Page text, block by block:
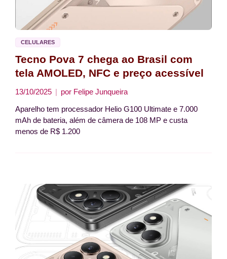
CELULARES
Tecno Pova 7 chega ao Brasil com
tela AMOLED, NFC e preço acessível
13/10/2025 por Felipe Junqueira
Aparelho tem processador Helio G100 Ultimate e 7.000
mAh de bateria, além de câmera de 108 MP e custa
menos de R$ 1.200